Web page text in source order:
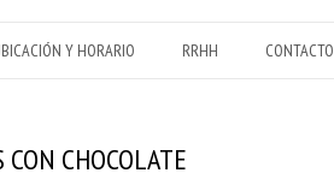
Y HORARIO RRHH CONTACTO
CON CHOCOLATE